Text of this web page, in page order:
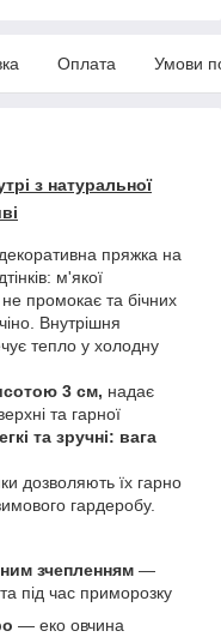
Оплата Умови
з натуральної
пряжка на
м'якої
промокає та бічних
Внутрішня
тепло у холодну
3 см, надає
та гарної
та зручні: вага
дозволяють їх гарно
гардеробу.
зчепленням —
під час приморозку
— еко овчина